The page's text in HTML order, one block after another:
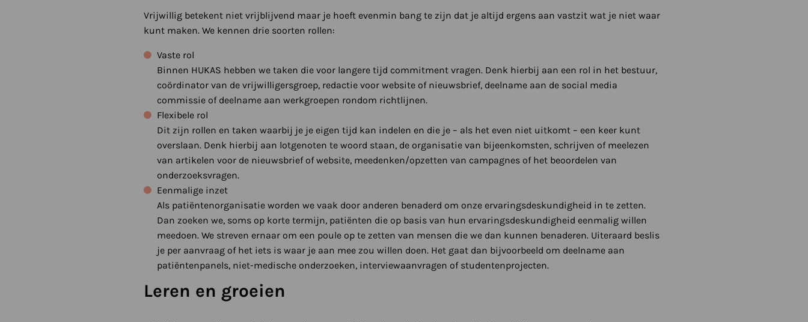
Vrijwillig betekent niet vrijblijvend maar je hoeft evenmin bang te zijn dat je altijd ergens aan vastzit wat je niet waar
kunt maken. We kennen drie soorten rollen:
Vaste rol
Binnen HUKAS hebben we taken die voor langere tijd commitment vragen. Denk hierbij aan een rol in het bestuur,
coördinator van de vrijwilligersgroep, redactie voor website of nieuwsbrief, deelname aan de social media
commissie of deelname aan werkgroepen rondom richtlijnen.
Flexibele rol
Dit zijn rollen en taken waarbij je je eigen tijd kan indelen en die je – als het even niet uitkomt – een keer kunt
overslaan. Denk hierbij aan lotgenoten te woord staan, de organisatie van bijeenkomsten, schrijven of meelezen
van artikelen voor de nieuwsbrief of website, meedenken/opzetten van campagnes of het beoordelen van
onderzoeksvragen.
Eenmalige inzet
Als patiëntenorganisatie worden we vaak door anderen benaderd om onze ervaringsdeskundigheid in te zetten.
Dan zoeken we, soms op korte termijn, patiënten die op basis van hun ervaringsdeskundigheid eenmalig willen
meedoen. We streven ernaar om een poule op te zetten van mensen die we dan kunnen benaderen. Uiteraard beslis
je per aanvraag of het iets is waar je aan mee zou willen doen. Het gaat dan bijvoorbeeld om deelname aan
patiëntenpanels, niet-medische onderzoeken, interviewaanvragen of studentenprojecten.
Leren en groeien